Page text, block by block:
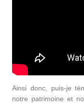
Ainsi donc, puis-je
notre patrimoine et